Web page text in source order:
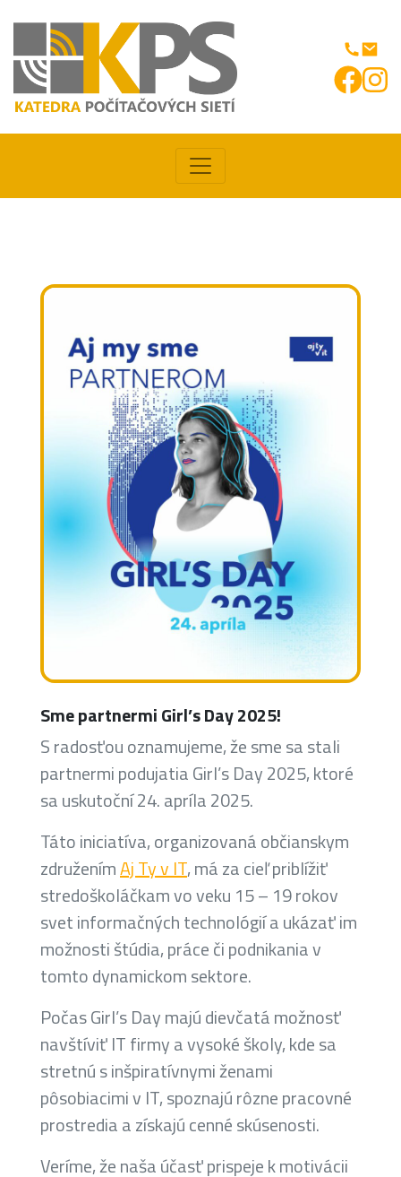
Sme partnermi Girl’s Day 2025!
S radosťou oznamujeme, že sme sa stali
partnermi podujatia Girl’s Day 2025, ktoré
sa uskutoční 24. apríla 2025.
Táto iniciatíva, organizovaná občianskym
združenímAj Ty v IT, má za cieľ priblížiť
stredoškoláčkam vo veku 15 – 19 rokov
svet informačných technológií a ukázať im
možnosti štúdia, práce či podnikania v
tomto dynamickom sektore.
Počas Girl’s Day majú dievčatá možnosť
navštíviť IT firmy a vysoké školy, kde sa
stretnú s inšpiratívnymi ženami
pôsobiacimi v IT, spoznajú rôzne pracovné
prostredia a získajú cenné skúsenosti.
Veríme, že naša účasť prispeje k motivácii